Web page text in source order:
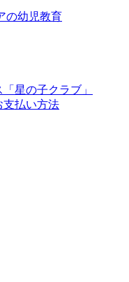
の幼児教育
星の子クラブ」
支払い方法